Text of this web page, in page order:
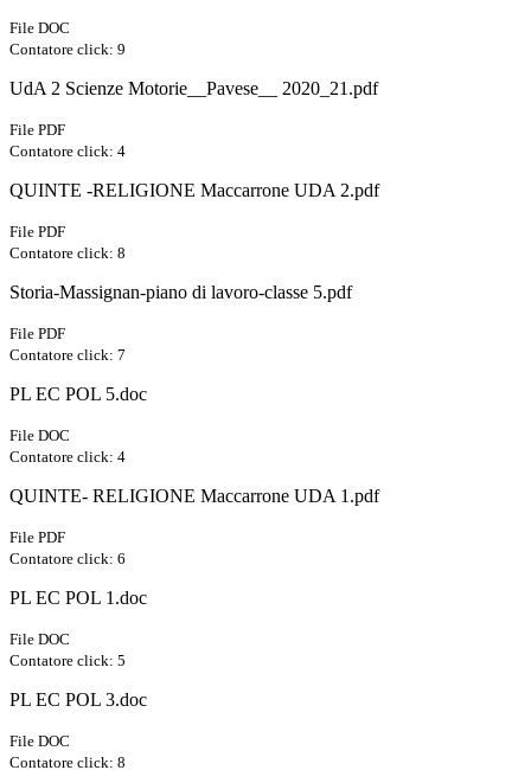
File DOC
Contatore click: 9
UdA 2 Scienze Motorie__Pavese__ 2020_21.pdf
File PDF
Contatore click: 4
QUINTE -RELIGIONE Maccarrone UDA 2.pdf
File PDF
Contatore click: 8
Storia-Massignan-piano di lavoro-classe 5.pdf
File PDF
Contatore click: 7
PL EC POL 5.doc
File DOC
Contatore click: 4
QUINTE- RELIGIONE Maccarrone UDA 1.pdf
File PDF
Contatore click: 6
PL EC POL 1.doc
File DOC
Contatore click: 5
PL EC POL 3.doc
File DOC
Contatore click: 8